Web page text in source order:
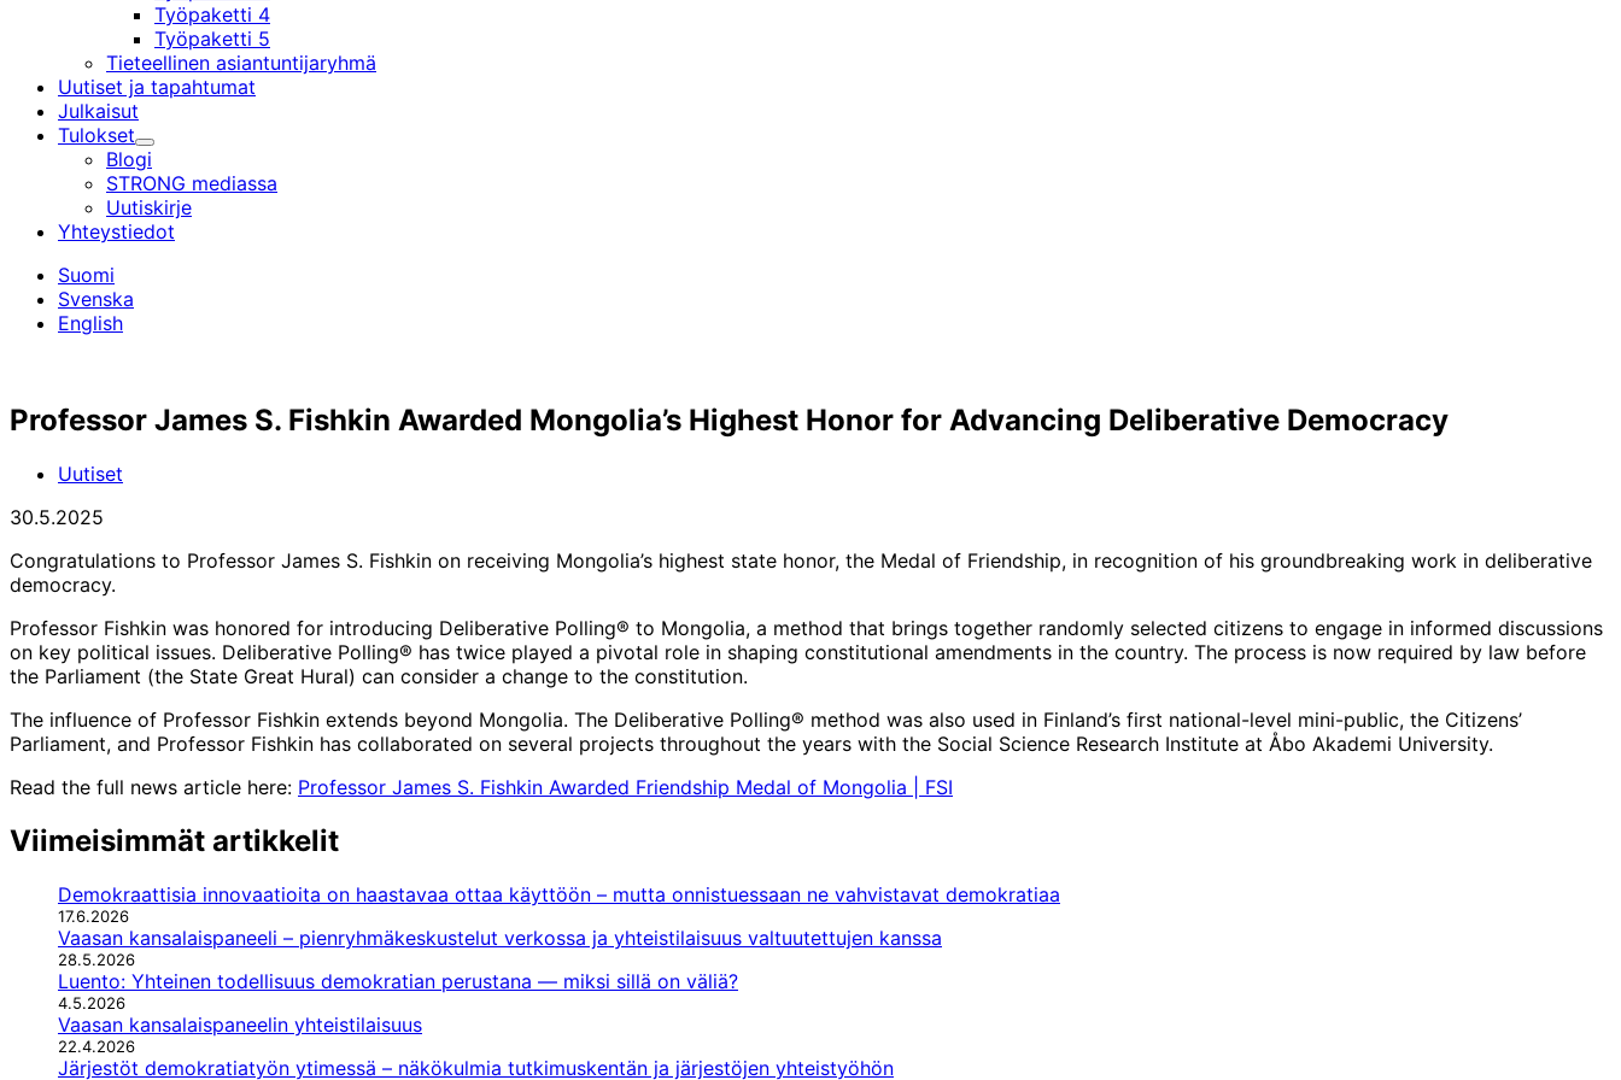
Työpaketti 4
Työpaketti 5
Tieteellinen asiantuntijaryhmä
Uutiset ja tapahtumat
Julkaisut
Tulokset
Alavalikko
Blogi
STRONG mediassa
Uutiskirje
Yhteystiedot
Suomi
Svenska
English
Professor James S. Fishkin Awarded Mongolia’s Highest Honor for Advancing Deliberative Democracy
Uutiset
30.5.2025
Congratulations to Professor James S. Fishkin on receiving Mongolia’s highest state honor, the Medal of Friendship, in recognition of his groundbreaking work in deliberative
democracy.
Professor Fishkin was honored for introducing Deliberative Polling® to Mongolia, a method that brings together randomly selected citizens to engage in informed discussions
on key political issues. Deliberative Polling® has twice played a pivotal role in shaping constitutional amendments in the country. The process is now required by law before
the Parliament (the State Great Hural) can consider a change to the constitution.
The influence of Professor Fishkin extends beyond Mongolia. The Deliberative Polling® method was also used in Finland’s first national-level mini-public, the Citizens’
Parliament, and Professor Fishkin has collaborated on several projects throughout the years with the Social Science Research Institute at Åbo Akademi University.
Read the full news article here: Professor James S. Fishkin Awarded Friendship Medal of Mongolia | FSI
Viimeisimmät artikkelit
Demokraattisia innovaatioita on haastavaa ottaa käyttöön – mutta onnistuessaan ne vahvistavat demokratiaa
17.6.2026
Vaasan kansalaispaneeli – pienryhmäkeskustelut verkossa ja yhteistilaisuus valtuutettujen kanssa
28.5.2026
Luento: Yhteinen todellisuus demokratian perustana — miksi sillä on väliä?
4.5.2026
Vaasan kansalaispaneelin yhteistilaisuus
22.4.2026
Järjestöt demokratiatyön ytimessä – näkökulmia tutkimuskentän ja järjestöjen yhteistyöhön